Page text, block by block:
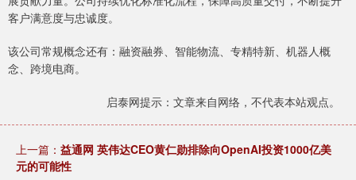
客户满意度与忠诚度。
该公司常规概念还有：融资融券、智能物流、专精特新、机器人概
念、跨境电商。
启泰网提示：文章来自网络，不代表本站观点。
上一篇： 益通网 英伟达CEO黄仁勋排除向OpenAI投资1000亿美
元的可能性